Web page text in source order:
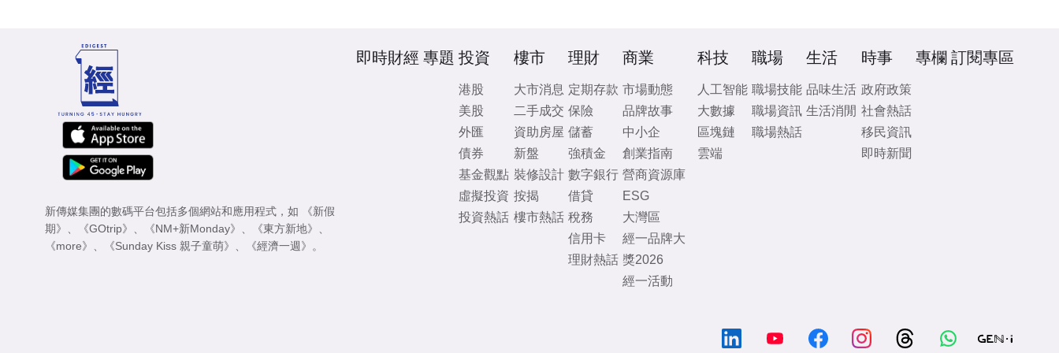
新傳媒集團的數碼平台包括多個網站和應用程式，如
《新假
期》
《GOtrip》 《NM+新Monday》 《東方新地》
《more》
《Sunday Kiss 親子童萌》 《經濟一週》 。
即時財經 專題 投資
港股
美股
外匯
債券
基金觀點
虛擬投資
投資熱話
樓市
大市消息
二手成交
資助房屋
新盤
裝修設計
按揭
樓市熱話
理財
定期存款
保險
儲蓄
強積金
數字銀行
借貸
稅務
信用卡
理財熱話
商業
市場動態
品牌故事
中小企
創業指南
營商資源庫
ESG
大灣區
經一品牌大
獎2026
經一活動
科技
人工智能
大數據
區塊鏈
雲端
職場
職場技能
職場資訊
職場熱話
生活
品味生活
生活消閒
時事
政府政策
社會熱話
移民資訊
即時新聞
專欄 訂閱專區